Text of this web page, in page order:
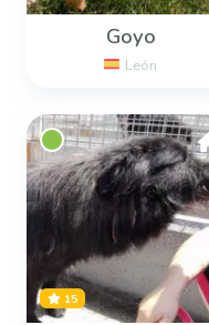
Goyo
León
15